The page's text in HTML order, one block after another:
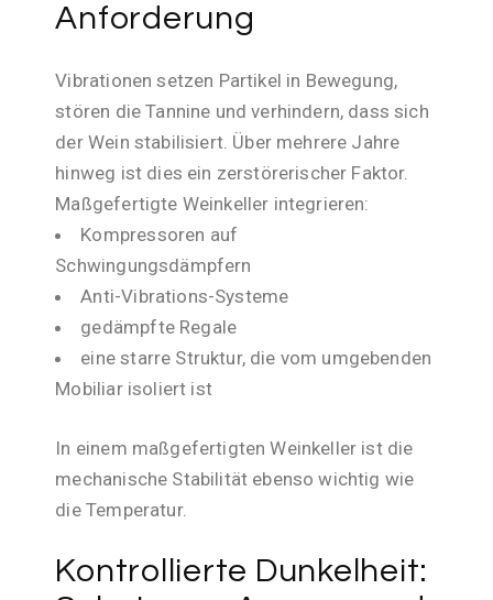
Anforderung
Vibrationen setzen Partikel in Bewegung,
stören die Tannine und verhindern, dass sich
der Wein stabilisiert. Über mehrere Jahre
hinweg ist dies ein zerstörerischer Faktor.
Maßgefertigte Weinkeller integrieren:
Kompressoren auf
Schwingungsdämpfern
Anti-Vibrations-Systeme
gedämpfte Regale
eine starre Struktur, die vom umgebenden
Mobiliar isoliert ist
In einem maßgefertigten Weinkeller ist die
mechanische Stabilität ebenso wichtig wie
die Temperatur.
Kontrollierte Dunkelheit: